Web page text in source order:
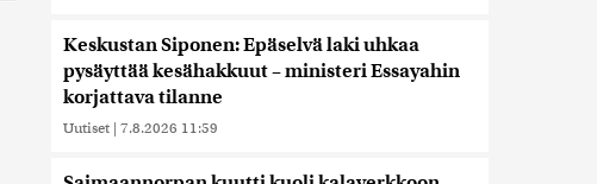
Keskustan Siponen: Epäselvä laki uhkaa
pysäyttää kesähakkuut – ministeri Essayahin
korjattava tilanne
Uutiset | 7.8.2026 11:59